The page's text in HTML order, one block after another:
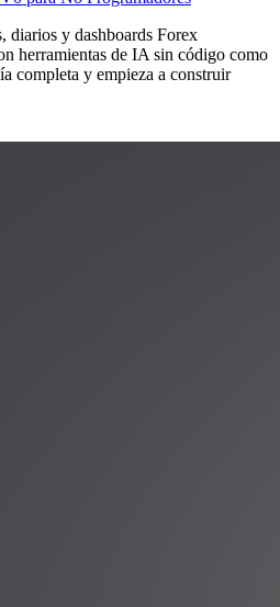
diarios y dashboards Forex
herramientas de IA sin código como
completa y empieza a construir